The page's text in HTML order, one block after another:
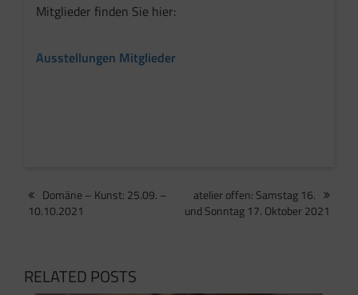
Mitglieder finden Sie hier:
Ausstellungen Mitglieder
Beitragsnavigation
Domäne – Kunst: 25.09. –
10.10.2021
atelier offen: Samstag 16.
und Sonntag 17. Oktober 2021
RELATED POSTS